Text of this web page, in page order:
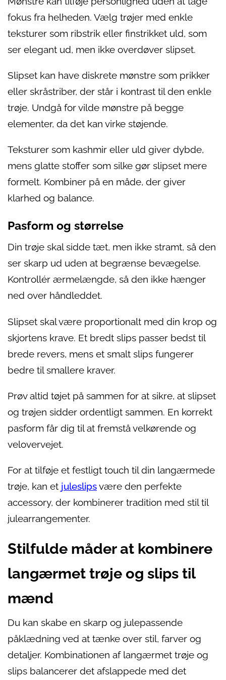
fokus fra helheden. Vælg trøjer med enkle
teksturer som ribstrik eller finstrikket uld, som
ser elegant ud, men ikke overdøver slipset.
Slipset kan have diskrete mønstre som prikker
eller skråstriber, der står i kontrast til den enkle
trøje. Undgå for vilde mønstre på begge
elementer, da det kan virke støjende.
Teksturer som kashmir eller uld giver dybde,
mens glatte stoffer som silke gør slipset mere
formelt. Kombiner på en måde, der giver
klarhed og balance.
Pasform og størrelse
Din trøje skal sidde tæt, men ikke stramt, så den
ser skarp ud uden at begrænse bevægelse.
Kontrollér ærmelængde, så den ikke hænger
ned over håndleddet.
Slipset skal være proportionalt med din krop og
skjortens krave. Et bredt slips passer bedst til
brede revers, mens et smalt slips fungerer
bedre til smallere kraver.
Prøv altid tøjet på sammen for at sikre, at slipset
og trøjen sidder ordentligt sammen. En korrekt
pasform får dig til at fremstå velkørende og
velovervejet.
For at tilføje et festligt touch til din langærmede
trøje, kan et juleslipsvære den perfekte
accessory, der kombinerer tradition med stil til
julearrangementer.
Stilfulde måder at kombinere
langærmet trøje og slips til
mænd
Du kan skabe en skarp og julepassende
påklædning ved at tænke over stil, farver og
detaljer. Kombinationen af langærmet trøje og
slips balancerer det afslappede med det